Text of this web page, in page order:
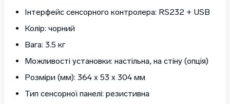
Інтерфейс сенсорного контролера: RS232 + USB
Колір: чорний
Вага: 3.5 кг
Можливості установки: настільна, на стіну (опція)
Розміри (мм): 364 х 53 х 304 мм
Тип сенсорної панелі: резистивна